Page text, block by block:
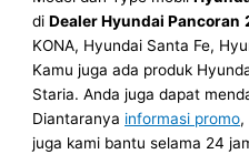
diDealer Hyundai Pancoran
KONA, Hyundai Santa Fe,
Kamu juga ada produk
Staria. Anda juga dapat
Diantaranya informasi promo,
juga kami bantu selama 24